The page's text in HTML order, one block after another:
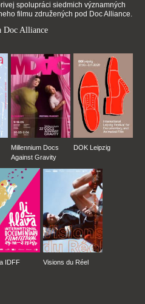
spolupráci siedmich významných
filmu združených pod Doc Alliance.
Doc Alliance
Millennium Docs
Against Gravity
DOK Leipzig
IDFF Visions du Réel